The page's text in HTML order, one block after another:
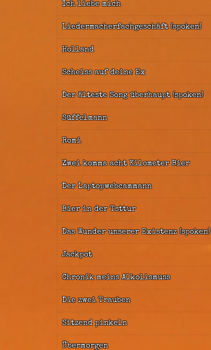
Ich liebe mich
Liedermacherfachgeschäft (spoken)
Holland
Scheiss auf deine Ex
Der älteste Song überhaupt (spoken)
Süffelmann
Romi
Zwei komma acht Kilometer Bier
Der Laptopwebcammann
Bier in der Tsttur
Das Wunder unserer Existenz (spoken)
Jackpot
Chronik meins Alkolismuss
Die zwei Trauben
Sitzend pinkeln
Übermorgen